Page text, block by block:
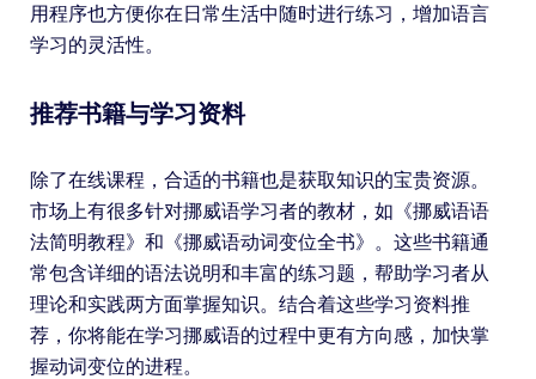
用程序也方便你在日常生活中随时进行练习，增加语言
学习的灵活性。
推荐书籍与学习资料
除了在线课程，合适的书籍也是获取知识的宝贵资源。
市场上有很多针对挪威语学习者的教材，如《挪威语语
法简明教程》和《挪威语动词变位全书》。这些书籍通
常包含详细的语法说明和丰富的练习题，帮助学习者从
理论和实践两方面掌握知识。结合着这些学习资料推
荐，你将能在学习挪威语的过程中更有方向感，加快掌
握动词变位的进程。